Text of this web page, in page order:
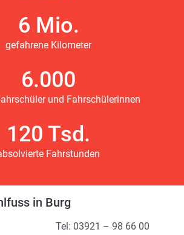
6 Mio.
gefahrene Kilometer
6.000
und Fahrschülerinnen
120 Tsd.
Fahrstunden
in Burg
Tel: 03921 – 98 66 00